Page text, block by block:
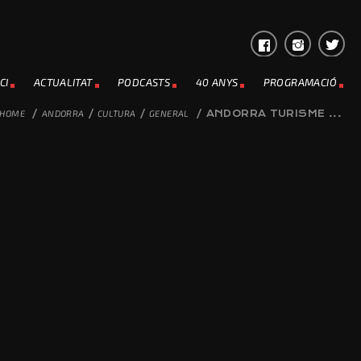
ACTUALITAT PODCASTS 40 ANYS PROGRAMACIÓ
HOME / ANDORRA / CULTURA / GENERAL / ANDORRA TURISME ...